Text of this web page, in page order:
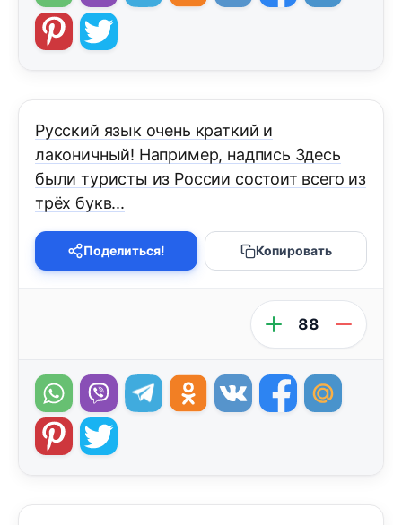
Русский язык очень краткий и
лаконичный! Например, надпись Здесь
были туристы из России состоит всего из
трёх букв...
Поделиться! Копировать
88